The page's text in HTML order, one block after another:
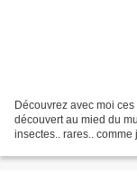
Découvrez avec moi
découvert au mied du
insectes.. rares.. comme